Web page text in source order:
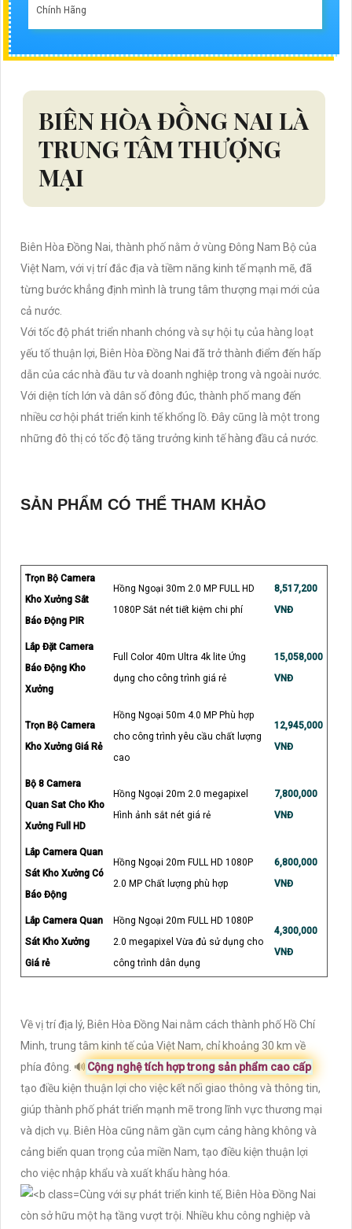
Chính Hãng
BIÊN HÒA ĐỒNG NAI LÀ
TRUNG TÂM THƯỢNG
MẠI
Biên Hòa Đồng Nai, thành phố nằm ở vùng Đông Nam Bộ của
Việt Nam, với vị trí đắc địa và tiềm năng kinh tế mạnh mẽ, đã
từng bước khẳng định mình là trung tâm thượng mại mới của
cả nước.
Với tốc độ phát triển nhanh chóng và sự hội tụ của hàng loạt
yếu tố thuận lợi, Biên Hòa Đồng Nai đã trở thành điểm đến hấp
dẫn của các nhà đầu tư và doanh nghiệp trong và ngoài nước.
Với diện tích lớn và dân số đông đúc, thành phố mang đến
nhiều cơ hội phát triển kinh tế khổng lồ. Đây cũng là một trong
những đô thị có tốc độ tăng trưởng kinh tế hàng đầu cả nước.
SẢN PHẨM CÓ THỂ THAM KHẢO
Trọn Bộ Camera
Kho Xưởng Sắt
Báo Động PIR
Hồng Ngoại 30m 2.0 MP FULL HD
1080P Sắt nét tiết kiệm chi phí
8,517,200
VNĐ
Lắp Đặt Camera
Báo Động Kho
Xưởng
Full Color 40m Ultra 4k lite Ứng
dụng cho công trình giá rẻ
15,058,000
VNĐ
Trọn Bộ Camera
Kho Xưởng Giá Rẻ
Hồng Ngoại 50m 4.0 MP Phù hợp
cho công trình yêu cầu chất lượng
cao
12,945,000
VNĐ
Bộ 8 Camera
Quan Sat Cho Kho
Xưởng Full HD
Hồng Ngoại 20m 2.0 megapixel
Hình ảnh sắt nét giá rẻ
7,800,000
VNĐ
Lắp Camera Quan
Sát Kho Xưởng Có
Báo Động
Hồng Ngoại 20m FULL HD 1080P
2.0 MP Chất lượng phù hợp
6,800,000
VNĐ
Lắp Camera Quan
Sát Kho Xưởng
Giá rẻ
Hồng Ngoại 20m FULL HD 1080P
2.0 megapixel Vừa đủ sử dụng cho
công trình dân dụng
4,300,000
VNĐ
Về vị trí địa lý, Biên Hòa Đồng Nai nằm cách thành phố Hồ Chí
Minh, trung tâm kinh tế của Việt Nam, chỉ khoảng 30 km về
phía đông. 🔊 Cộng nghệ tích hợp trong sản phẩm cao cấp
tạo điều kiện thuận lợi cho việc kết nối giao thông và thông tin,
giúp thành phố phát triển mạnh mẽ trong lĩnh vực thương mại
và dịch vụ. Biên Hòa cũng nằm gần cụm cảng hàng không và
cảng biển quan trọng của miền Nam, tạo điều kiện thuận lợi
cho việc nhập khẩu và xuất khẩu hàng hóa.
Cùng với sự phát triển kinh tế, Biên Hòa Đồng Nai
còn sở hữu một hạ tầng vượt trội. Nhiều khu công nghiệp và